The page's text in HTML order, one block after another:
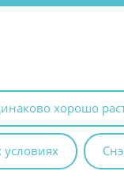
хорошо